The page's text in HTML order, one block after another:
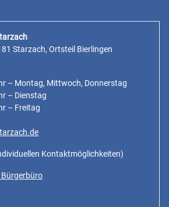
Starzach, Ortsteil Bierlingen
– Montag, Mittwoch, Donnerstag
– Dienstag
– Freitag
Kontaktmöglichkeiten)